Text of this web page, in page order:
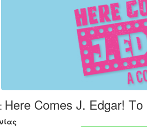
: Here Comes J. Edgar!